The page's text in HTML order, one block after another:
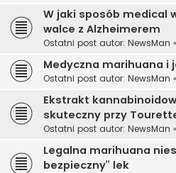
W jaki sposób medical
walce z Alzheimerem
Ostatni post autor: NewsMan «
Medyczna marihuana i
Ostatni post autor: NewsMan «
Ekstrakt
skuteczny przy
Ostatni post autor: NewsMan «
Legalna marihuana
bezpieczny” lek